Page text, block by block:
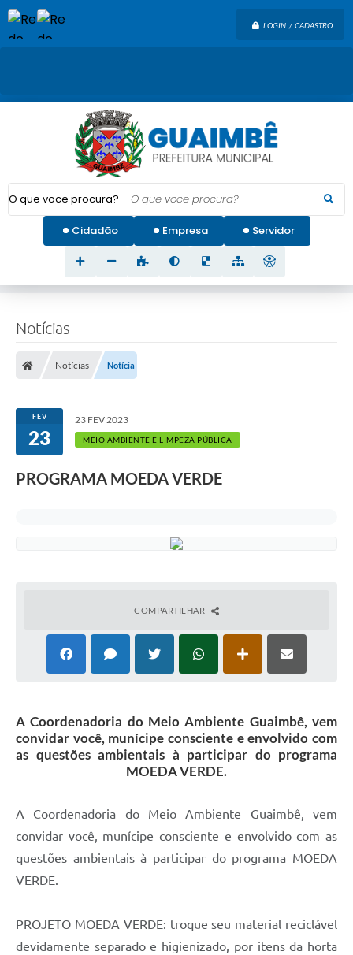
LOGIN / CADASTRO
O que voce procura?
Cidadão Empresa Servidor
Notícias
Notícias Notícia
FEV
23
23 FEV 2023
MEIO AMBIENTE E LIMPEZA PÚBLICA
PROGRAMA MOEDA VERDE
COMPARTILHAR
A Coordenadoria do Meio Ambiente Guaimbê, vem
convidar você, munícipe consciente e envolvido com
as questões ambientais à participar do programa
MOEDA VERDE.
A Coordenadoria do Meio Ambiente Guaimbê, vem
convidar você, munícipe consciente e envolvido com as
questões ambientais à participar do programa MOEDA
VERDE.
PROJETO MOEDA VERDE: troque seu material reciclável
devidamente separado e higienizado, por itens da horta